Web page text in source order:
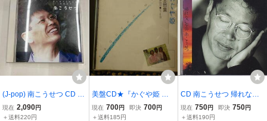
(J-pop) 南こうせつ CD プ
ラチナムベスト 南こうせ
つ(2HQCD)
現在 2,090円
＋送料220円
美盤CD★『かぐや姫 全
曲集●神田川●なごり雪』
ベスト17曲 ■1988年クラ
現在 700円 即決 700円
＋送料185円
CD 南こうせつ 帰れない
季節
現在 750円 即決 750円
＋送料190円